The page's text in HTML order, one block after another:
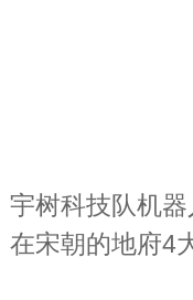
宇树科技队机
在宋朝的地府4